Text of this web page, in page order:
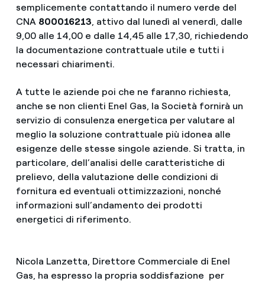
semplicemente contattando il numero verde del
CNA 800016213, attivo dal lunedì al venerdì, dalle
9,00 alle 14,00 e dalle 14,45 alle 17,30, richiedendo
la documentazione contrattuale utile e tutti i
necessari chiarimenti.
A tutte le aziende poi che ne faranno richiesta,
anche se non clienti Enel Gas, la Società fornirà un
servizio di consulenza energetica per valutare al
meglio la soluzione contrattuale più idonea alle
esigenze delle stesse singole aziende. Si tratta, in
particolare, dell’analisi delle caratteristiche di
prelievo, della valutazione delle condizioni di
fornitura ed eventuali ottimizzazioni, nonché
informazioni sull’andamento dei prodotti
energetici di riferimento.
Nicola Lanzetta, Direttore Commerciale di Enel
Gas, ha espresso la propria soddisfazione per